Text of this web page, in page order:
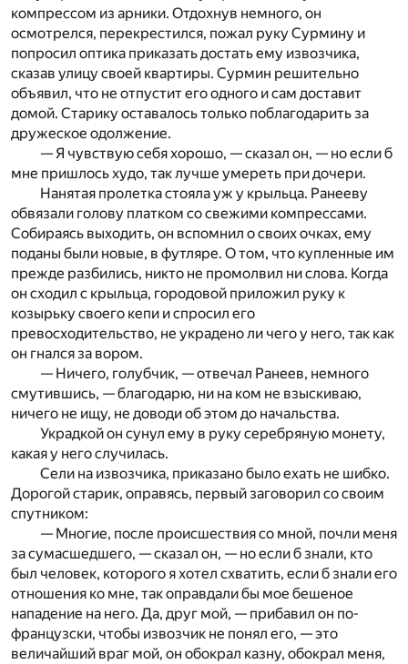
компрессом из арники. Отдохнув немного, он
осмотрелся, перекрестился, пожал руку Сурмину и
попросил оптика приказать достать ему извозчика,
сказав улицу своей квартиры. Сурмин решительно
объявил, что не отпустит его одного и сам доставит
домой. Старику оставалось только поблагодарить за
дружеское одолжение.
— Я чувствую себя хорошо, — сказал он, — но если б
мне пришлось худо, так лучше умереть при дочери.
Нанятая пролетка стояла уж у крыльца. Ранееву
обвязали голову платком со свежими компрессами.
Собираясь выходить, он вспомнил о своих очках, ему
поданы были новые, в футляре. О том, что купленные им
прежде разбились, никто не промолвил ни слова. Когда
он сходил с крыльца, городовой приложил руку к
козырьку своего кепи и спросил его
превосходительство, не украдено ли чего у него, так как
он гнался за вором.
— Ничего, голубчик, — отвечал Ранеев, немного
смутившись, — благодарю, ни на ком не взыскиваю,
ничего не ищу, не доводи об этом до начальства.
Украдкой он сунул ему в руку серебряную монету,
какая у него случилась.
Сели на извозчика, приказано было ехать не шибко.
Дорогой старик, оправясь, первый заговорил со своим
спутником:
— Многие, после происшествия со мной, почли меня
за сумасшедшего, — сказал он, — но если б знали, кто
был человек, которого я хотел схватить, если б знали его
отношения ко мне, так оправдали бы мое бешеное
нападение на него. Да, друг мой, — прибавил он по-
французски, чтобы извозчик не понял его, — это
величайший враг мой, он обокрал казну, обокрал меня,